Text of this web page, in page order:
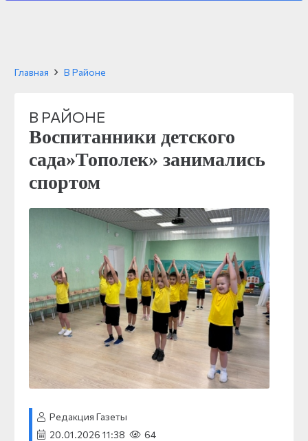
Главная В Районе
В РАЙОНЕ
Воспитанники детского
сада»Тополек» занимались
спортом
Редакция Газеты
20.01.2026 11:38
64